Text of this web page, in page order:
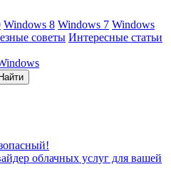
Windows 8 Windows 7 Windows
советы Интересные статьи
Найти
облачных услуг для вашей